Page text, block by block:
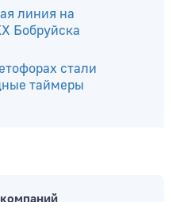
В главном парке
новый
будет бесплатно
таймеры